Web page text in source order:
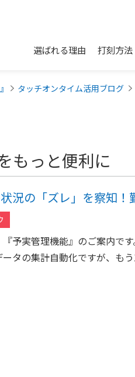
選ばれる理由 打刻方法
タッチオンタイム活用ブログ
もっと便利に
況の「ズレ」を察知！
予実管理機能』のご案内で
ータの集計自動化ですが、も